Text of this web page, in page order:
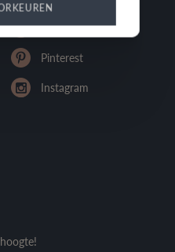
Facebook
Pinterest
Instagram